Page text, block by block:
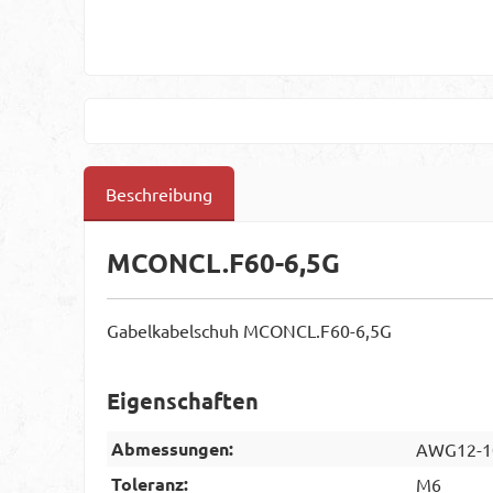
Beschreibung
MCONCL.F60-6,5G
Gabelkabelschuh MCONCL.F60-6,5G
Eigenschaften
Abmessungen: AWG12-
Toleranz: M6